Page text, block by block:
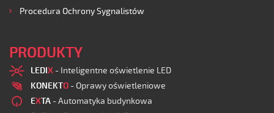
Procedura Ochrony Sygnalistów
PRODUKTY
LEDIX - Inteligentne oświetlenie LED
KONEKTO - Oprawy oświetleniowe
EXTA - Automatyka budynkowa